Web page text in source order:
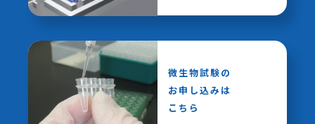
微生物試験の
お申し込みは
こちら